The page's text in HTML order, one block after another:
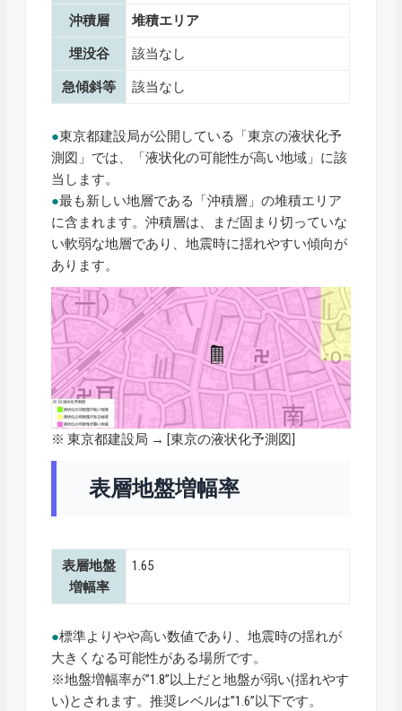
沖積層 堆積エリア
埋没谷 該当なし
急傾斜等 該当なし
●東京都建設局が公開している「東京の液状化予
測図」では、「液状化の可能性が高い地域」に該
当します。
●最も新しい地層である「沖積層」の堆積エリア
に含まれます。沖積層は、まだ固まり切っていな
い軟弱な地層であり、地震時に揺れやすい傾向が
あります。
※ 東京都建設局 → [東京の液状化予測図]
表層地盤増幅率
表層地盤
増幅率
1.65
●標準よりやや高い数値であり、地震時の揺れが
大きくなる可能性がある場所です。
※地盤増幅率が”1.8”以上だと地盤が弱い(揺れやす
い)とされます。推奨レベルは”1.6”以下です。